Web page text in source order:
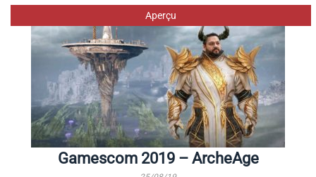
Aperçu
Gamescom 2019 – ArcheAge